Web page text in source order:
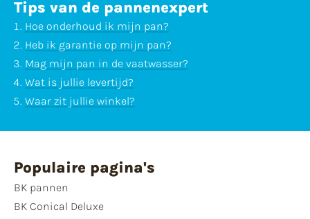
Tips van de pannenexpert
Hoe onderhoud ik mijn pan?
Heb ik garantie op mijn pan?
Mag mijn pan in de vaatwasser?
Wat is jullie levertijd?
Waar zit jullie winkel?
Populaire pagina's
BK pannen
BK Conical Deluxe